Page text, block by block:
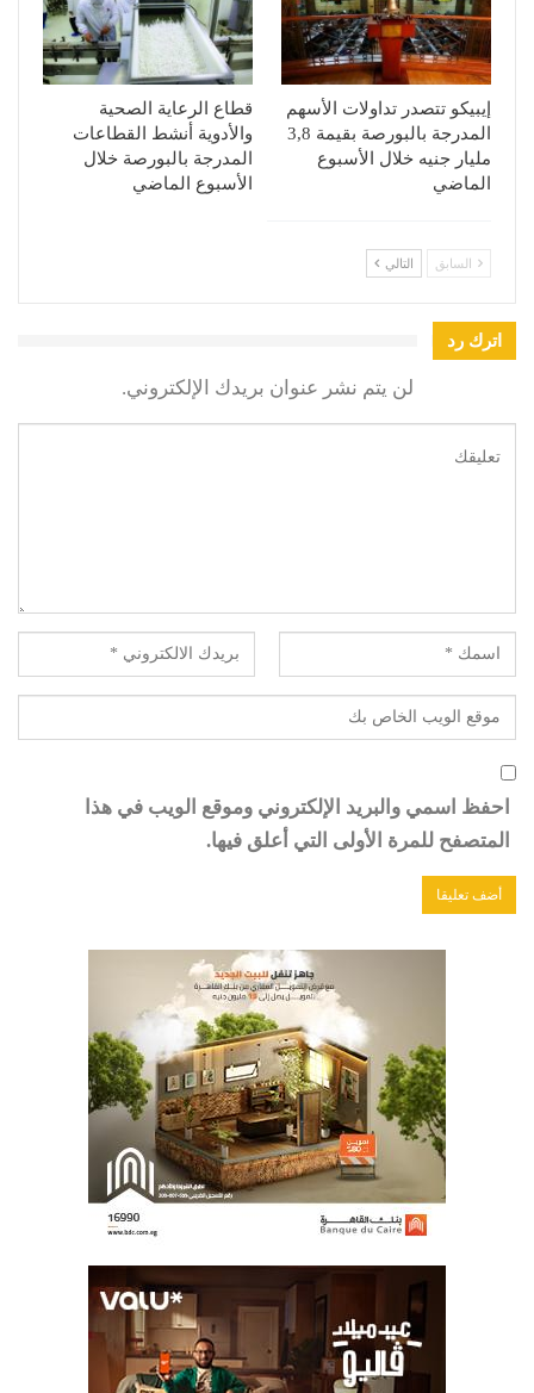
إيبيكو تتصدر تداولات الأسهم
المدرجة بالبورصة بقيمة 3,8
مليار جنيه خلال الأسبوع
الماضي
قطاع الرعاية الصحية
والأدوية أنشط القطاعات
المدرجة بالبورصة خلال
الأسبوع الماضي
السابق التالي
اترك رد
لن يتم نشر عنوان بريدك الإلكتروني.
احفظ اسمي والبريد الإلكتروني وموقع الويب في هذا
المتصفح للمرة الأولى التي أعلق فيها.